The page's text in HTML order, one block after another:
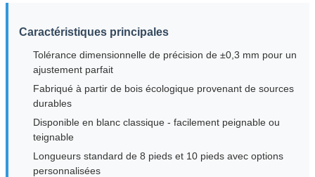
Caractéristiques principales
Tolérance dimensionnelle de précision de ±0,3 mm pour un
ajustement parfait
Fabriqué à partir de bois écologique provenant de sources
durables
Disponible en blanc classique - facilement peignable ou
teignable
Longueurs standard de 8 pieds et 10 pieds avec options
personnalisées